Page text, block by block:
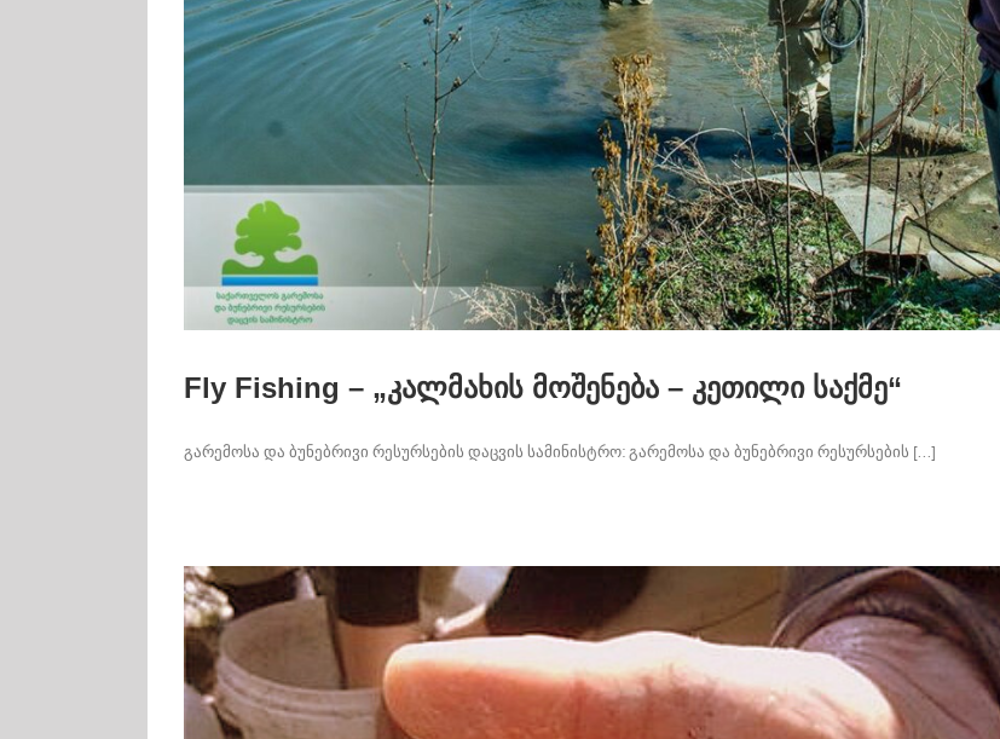
Fly Fishing – „კალმახის მოშენება – კეთილი საქმე“
გარემოსა და ბუნებრივი რესურსების დაცვის სამინისტრო: გარემოსა და ბუნებრივი რესურსების [...]